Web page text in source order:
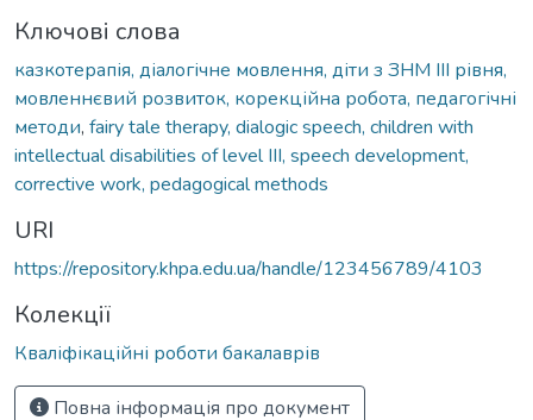
Ключові слова
казкотерапія, діалогічне мовлення, діти з ЗНМ ІІІ рівня,
мовленнєвий розвиток, корекційна робота, педагогічні
методи, fairy tale therapy, dialogic speech, children with
intellectual disabilities of level III, speech development,
corrective work, pedagogical methods
URI
https://repository.khpa.edu.ua/handle/123456789/4103
Колекції
Кваліфікаційні роботи бакалаврів
Повна інформація про документ